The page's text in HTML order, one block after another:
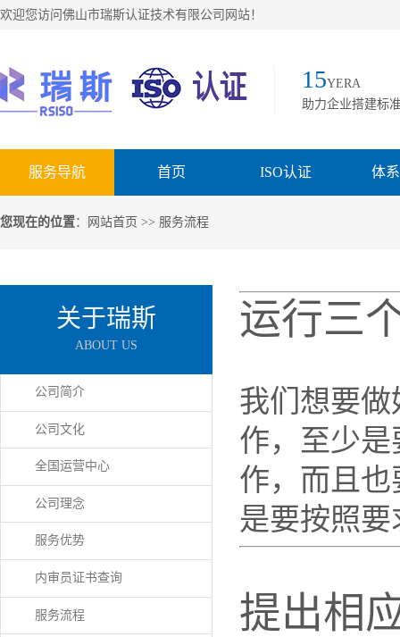
欢迎您访问佛山市瑞斯认证技术有限公司网站！
15YERA
助力企业搭建标
服务导航 首页 ISO认证 体
您现在的位置： 网站首页 >> 服务流程
关于瑞斯
ABOUT US
公司简介
公司文化
全国运营中心
公司理念
服务优势
内审员证书查询
服务流程
运行三
我们想要
作，至少
作，而且
是要按照
提出相